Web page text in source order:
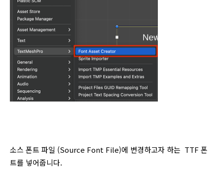
소스 폰트 파일 (Source Font File)에 변경하고자 하는 TTF 폰
트를 넣어줍니다.